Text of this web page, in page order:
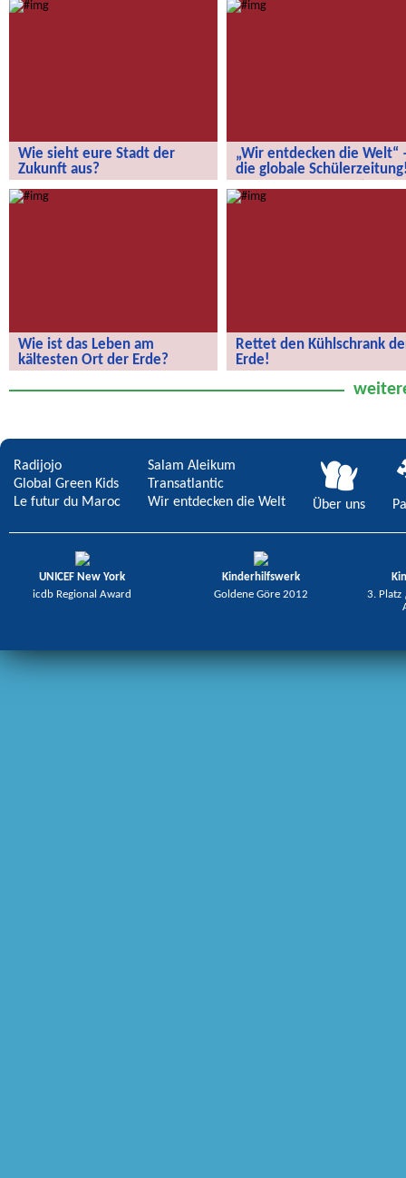
Wie sieht eure Stadt der
Zukunft aus?
„Wir entdecken die Welt“
die globale
globale Schülerzeitung!
Wie ist das Leben am
kältesten Ort der Erde?
der Erde?
Rettet den Kühlschrank
Erde!
Radijojo
Global Green Kids
Le futur du Maroc
Salam Aleikum
Transatlantic
Wir entdecken die Welt
Über uns
UNICEF New York
icdb Regional Award
Kinderhilfswerk
Goldene Göre 2012
3. Platz